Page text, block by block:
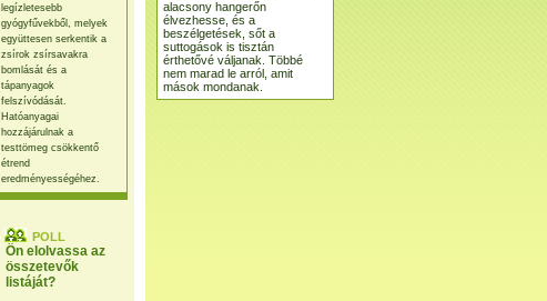
legízletesebb
gyógyfűvekből, melyek
együttesen serkentik a
zsírok zsírsavakra
bomlását és a
tápanyagok
felszívódását.
Hatóanyagai
hozzájárulnak a
testtömeg csökkentő
étrend
eredményességéhez.
POLL
Ön elolvassa az
összetevők
listáját?
alacsony hangerőn
élvezhesse, és a
beszélgetések, sőt a
suttogások is tisztán
érthetővé váljanak. Többé
nem marad le arról, amit
mások mondanak.